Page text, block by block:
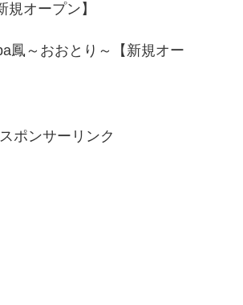
規オープン】
鳳～おおとり～【新規オー
スポンサーリンク